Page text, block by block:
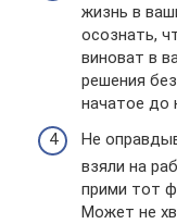
жизнь в
осознать,
виноват в
решения
начатое до
Не
взяли на
прими тот
Может не